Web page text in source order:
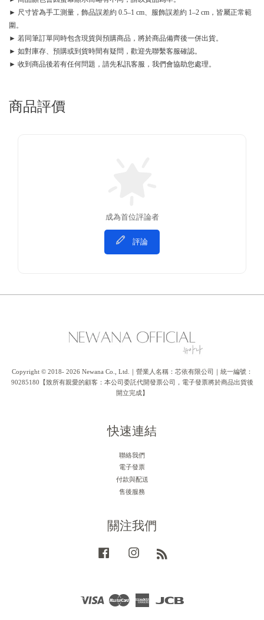
► 尺寸皆為手工測量，飾品誤差約 0.5–1 cm、服飾誤差約 1–2 cm，皆屬正常範
圍。
► 若同筆訂單同時包含現貨與預購商品，將於商品備齊後一併出貨。
► 如對庫存、預購或到貨時間有疑問，歡迎先聯繫客服確認。
► 收到商品後若有任何問題，請先私訊客服，我們會協助您處理。
商品評價
成為首位評論者
評論
Copyright © 2018- 2026 Newana Co., Ltd.｜營業人名稱：芯依有限公司｜統一編號：
90285180【致所有親愛的顧客：本公司委託代開發票公司，電子發票將於商品出貨後
開立完成】
快速連結
聯絡我們
電子發票
付款與配送
售後服務
關注我們
Facebook Instagram
Visa
American